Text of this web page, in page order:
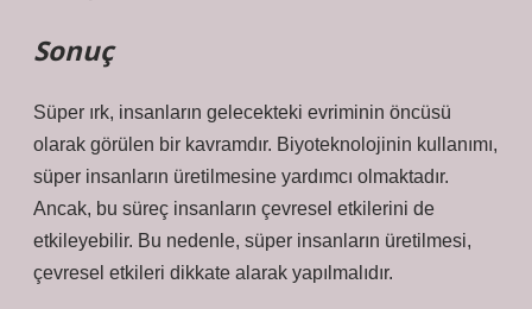
Sonuç
Süper ırk, insanların gelecekteki evriminin öncüsü
olarak görülen bir kavramdır. Biyoteknolojinin kullanımı,
süper insanların üretilmesine yardımcı olmaktadır.
Ancak, bu süreç insanların çevresel etkilerini de
etkileyebilir. Bu nedenle, süper insanların üretilmesi,
çevresel etkileri dikkate alarak yapılmalıdır.